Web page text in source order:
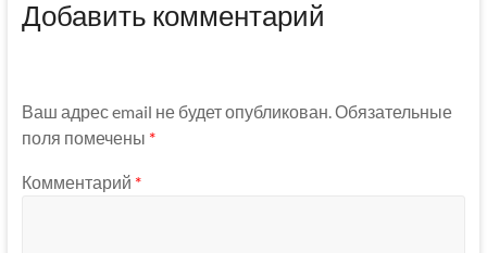
Добавить комментарий
Ваш адрес email не будет опубликован. Обязательные
поля помечены *
Комментарий *